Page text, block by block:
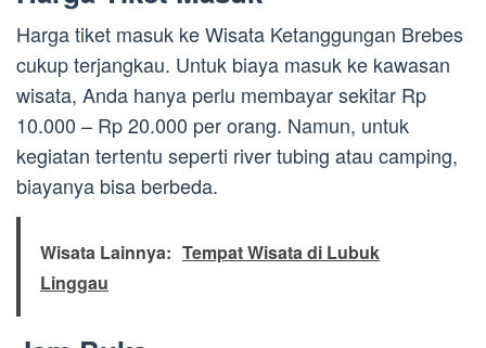
Harga tiket masuk ke Wisata Ketanggungan Brebes
cukup terjangkau. Untuk biaya masuk ke kawasan
wisata, Anda hanya perlu membayar sekitar Rp
10.000 – Rp 20.000 per orang. Namun, untuk
kegiatan tertentu seperti river tubing atau camping,
biayanya bisa berbeda.
Wisata Lainnya: Tempat Wisata di Lubuk
Linggau